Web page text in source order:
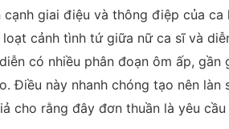
cạnh giai điệu và thông điệp của
cảnh tình tứ giữa nữ ca sĩ và
có nhiều phân đoạn ôm ấp, gần
Điều này nhanh chóng tạo nên làn
cho rằng đây đơn thuần là yêu